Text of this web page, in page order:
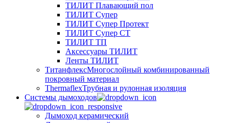
ТИЛИТ Плавающий пол
ТИЛИТ Супер
ТИЛИТ Супер Протект
ТИЛИТ Супер СТ
ТИЛИТ ТП
Аксессуары ТИЛИТ
Ленты ТИЛИТ
ТитанфлексМногослойный комбинированный
покровный материал
ThermaflexТрубная и рулонная изоляция
Cистемы дымоходов
Дымоход керамический